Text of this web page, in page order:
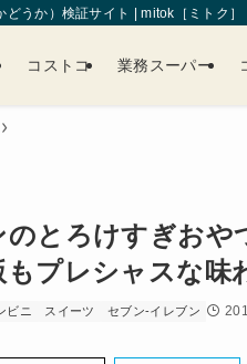
うか）検証サイト | mitok［ミトク］
コストコ 業務スーパー
のとろけすぎおや
もプレシャスな味
ビニ スイーツ セブン-イレブン